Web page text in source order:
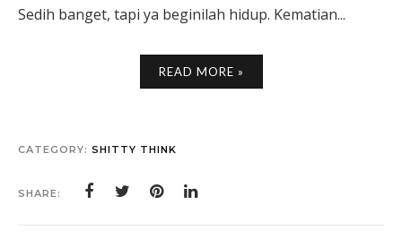
Sedih banget, tapi ya beginilah hidup. Kematian...
READ MORE »
CATEGORY: SHITTY THINK
SHARE: